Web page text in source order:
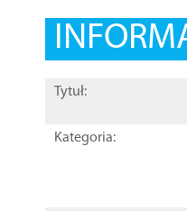
Tytuł:
Kategoria: